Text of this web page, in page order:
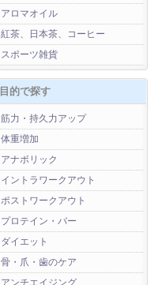
アロマオイル
紅茶、日本茶、コーヒー
スポーツ雑貨
目的で探す
筋力・持久力アップ
体重増加
アナボリック
イントラワークアウト
ポストワークアウト
プロテイン・バー
ダイエット
骨・爪・歯のケア